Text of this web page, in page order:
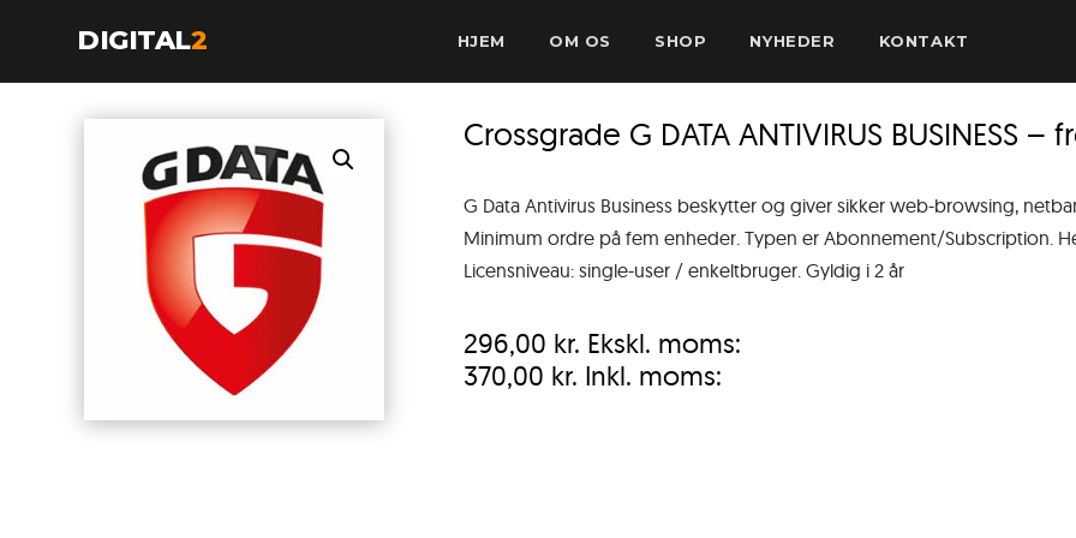
DIGITAL2 HJEM OM OS SHOP NYHEDER KONTAKT
Crossgrade G DATA ANTIVIRUS BUSINESS
G Data Antivirus Business beskytter og giver sikker web-browsing,
Minimum ordre på fem enheder. Typen er Abonnement/Subscription.
Licensniveau: single-user / enkeltbruger. Gyldig i 2 år
296,00 kr. Ekskl. moms:
370,00 kr. Inkl. moms: